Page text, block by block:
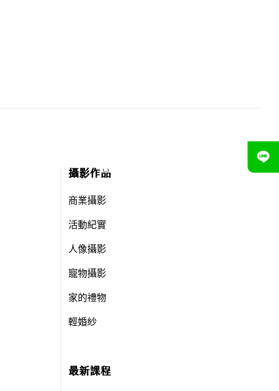
攝影作品
商業攝影
活動紀實
人像攝影
寵物攝影
家的禮物
輕婚紗
最新課程